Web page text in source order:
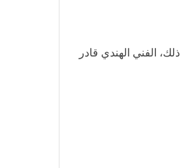
الفني الهندي قادر